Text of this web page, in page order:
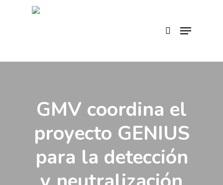
Menu
GMV coordina el
proyecto GENIUS
para la detección